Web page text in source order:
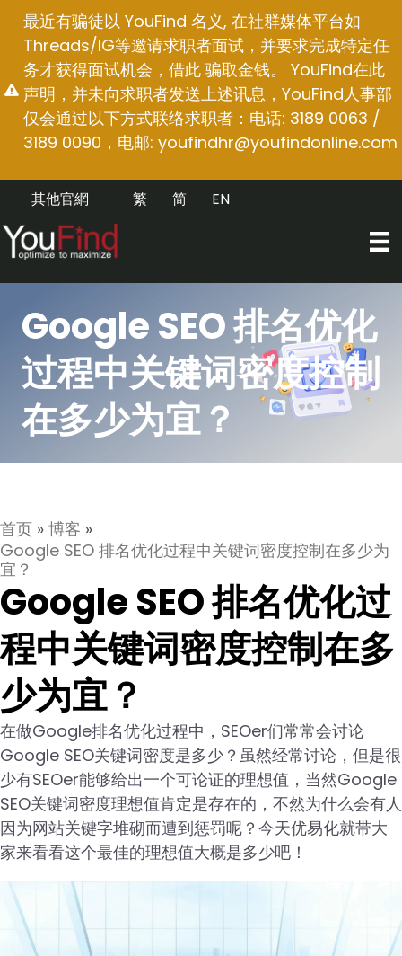
最近有骗徒以 YouFind 名义, 在社群媒体平台如
Threads/IG等邀请求职者面试，并要求完成特定任
务才获得面试机会，借此 骗取金钱。 YouFind在此
声明，并未向求职者发送上述讯息，YouFind人事部
仅会通过以下方式联络求职者：电话: 3189 0063 /
3189 0090，电邮: youfindhr@youfindonline.com
其他官網 EN
简
繁
Google SEO 排名优化
过程中关键词密度控制
在多少为宜？
首页 » 博客 »
Google SEO 排名优化过程中关键词密度控制在多少为
宜？
Google SEO 排名优化过
程中关键词密度控制在多
少为宜？
在做Google排名优化过程中，SEOer们常常会讨论
Google SEO关键词密度是多少？虽然经常讨论，但是很
少有SEOer能够给出一个可论证的理想值，当然Google
SEO关键词密度理想值肯定是存在的，不然为什么会有人
因为网站关键字堆砌而遭到惩罚呢？今天优易化就带大
家来看看这个最佳的理想值大概是多少吧！